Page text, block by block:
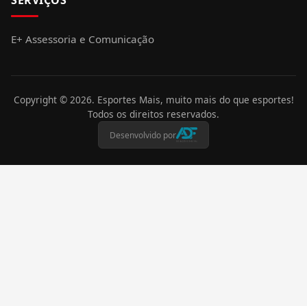
E+ Assessoria e Comunicação
Copyright © 2026. Esportes Mais, muito mais do que esportes!
Todos os direitos reservados.
Desenvolvido por